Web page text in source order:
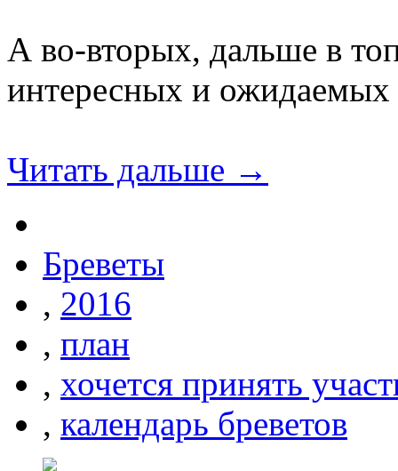
А во-вторых, дальше в
интересных и ожидаемых
Читать дальше →
Бреветы
, 2016
, план
, хочется принять
, календарь бреветов